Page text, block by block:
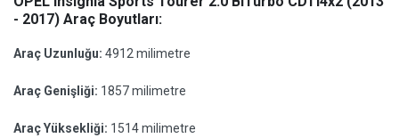
- 2017) Araç Boyutları:
Araç Uzunluğu: 4912 milimetre
Araç Genişliği: 1857 milimetre
Araç Yüksekliği: 1514 milimetre